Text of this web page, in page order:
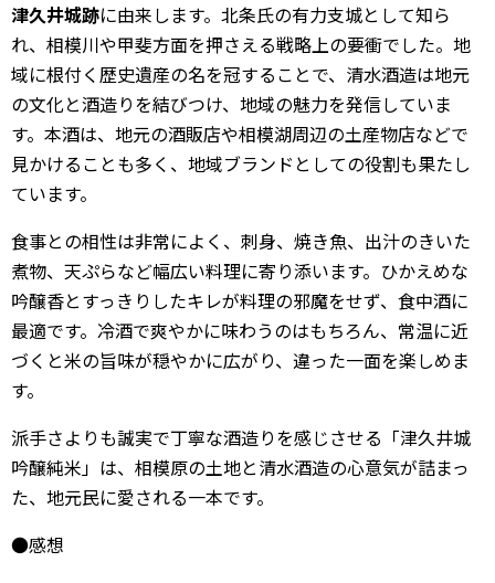
津久井城跡に由来します。北条氏の有力支城として知ら
れ、相模川や甲斐方面を押さえる戦略上の要衝でした。地
域に根付く歴史遺産の名を冠することで、清水酒造は地元
の文化と酒造りを結びつけ、地域の魅力を発信していま
す。本酒は、地元の酒販店や相模湖周辺の土産物店などで
見かけることも多く、地域ブランドとしての役割も果たし
ています。
食事との相性は非常によく、刺身、焼き魚、出汁のきいた
煮物、天ぷらなど幅広い料理に寄り添います。ひかえめな
吟醸香とすっきりしたキレが料理の邪魔をせず、食中酒に
最適です。冷酒で爽やかに味わうのはもちろん、常温に近
づくと米の旨味が穏やかに広がり、違った一面を楽しめま
す。
派手さよりも誠実で丁寧な酒造りを感じさせる「津久井城
吟醸純米」は、相模原の土地と清水酒造の心意気が詰まっ
た、地元民に愛される一本です。
●感想